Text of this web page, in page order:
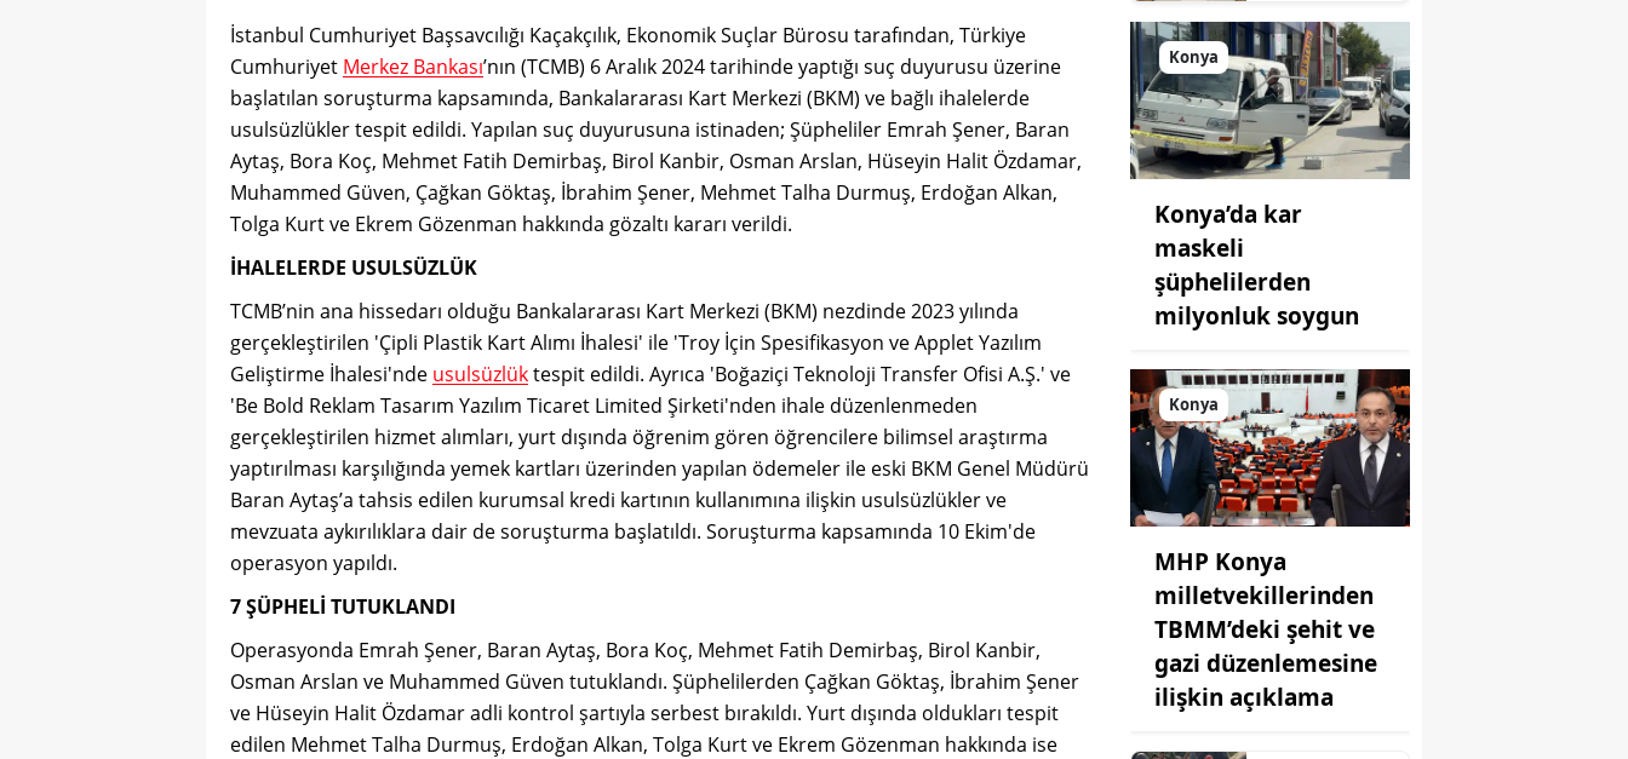
Gaziantep
Giresun
Gümüşhane
Hakkari
Mersin
İstanbul
İzmir
Kars
Kastamonu
Kırklareli
Kırşehir
Kocaeli
İstanbul Cumhuriyet Başsavcılığı Kaçakçılık, Ekonomik Suçlar Bürosu tarafından, Türkiye
Cumhuriyet Merkez Bankası’nın (TCMB) 6 Aralık 2024 tarihinde yaptığı suç duyurusu üzerine
başlatılan soruşturma kapsamında, Bankalararası Kart Merkezi (BKM) ve bağlı ihalelerde
usulsüzlükler tespit edildi. Yapılan suç duyurusuna istinaden; Şüpheliler Emrah Şener, Baran
Aytaş, Bora Koç, Mehmet Fatih Demirbaş, Birol Kanbir, Osman Arslan, Hüseyin Halit Özdamar,
Muhammed Güven, Çağkan Göktaş, İbrahim Şener, Mehmet Talha Durmuş, Erdoğan Alkan,
Tolga Kurt ve Ekrem Gözenman hakkında gözaltı kararı verildi.
İHALELERDE USULSÜZLÜK
TCMB’nin ana hissedarı olduğu Bankalararası Kart Merkezi (BKM) nezdinde 2023 yılında
gerçekleştirilen 'Çipli Plastik Kart Alımı İhalesi' ile 'Troy İçin Spesifikasyon ve Applet Yazılım
Geliştirme İhalesi'nde usulsüzlüktespit edildi. Ayrıca 'Boğaziçi Teknoloji Transfer Ofisi A.Ş.' ve
'Be Bold Reklam Tasarım Yazılım Ticaret Limited Şirketi'nden ihale düzenlenmeden
gerçekleştirilen hizmet alımları, yurt dışında öğrenim gören öğrencilere bilimsel araştırma
yaptırılması karşılığında yemek kartları üzerinden yapılan ödemeler ile eski BKM Genel Müdürü
Baran Aytaş’a tahsis edilen kurumsal kredi kartının kullanımına ilişkin usulsüzlükler ve
mevzuata aykırılıklara dair de soruşturma başlatıldı. Soruşturma kapsamında 10 Ekim'de
operasyon yapıldı.
7 ŞÜPHELİ TUTUKLANDI
Operasyonda Emrah Şener, Baran Aytaş, Bora Koç, Mehmet Fatih Demirbaş, Birol Kanbir,
Osman Arslan ve Muhammed Güven tutuklandı. Şüphelilerden Çağkan Göktaş, İbrahim Şener
ve Hüseyin Halit Özdamar adli kontrol şartıyla serbest bırakıldı. Yurt dışında oldukları tespit
edilen Mehmet Talha Durmuş, Erdoğan Alkan, Tolga Kurt ve Ekrem Gözenman hakkında ise
yeni hamle: İlk
toplantı
yapıldı!
Konya
Konya’da kar
maskeli
şüphelilerden
milyonluk soygun
Konya
MHP Konya
milletvekillerinden
TBMM’deki şehit ve
gazi düzenlemesine
ilişkin açıklama